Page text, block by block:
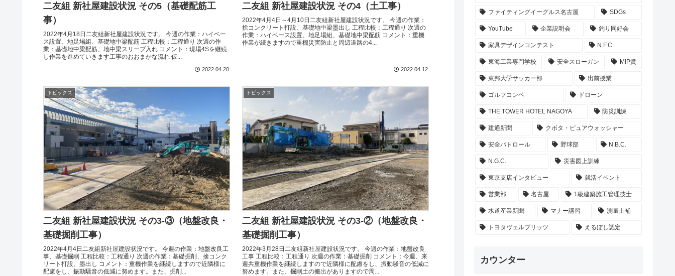
二友組 新社屋建設状況 その5（基礎配筋工
事）
2022年4月18日二友組新社屋建設状況です。 今週の作業：ハイベー
ス設置、地足場組、基礎地中梁配筋 工程比較：工程通り 次週の作
業：基礎地中梁配筋、地中梁スリーブ入れ コメント：現場4Sを継続
し作業を進めていきます工事のおおまかな流れ 仮...
2022.04.20
二友組 新社屋建設状況 その4（土工事）
2022年4月4日～4月10日二友組新社屋建設状況です。 今週の作業：
捨コンクリート打設、基礎地中梁墨出し 工程比較：工程通り 次週の
作業：ハイベース設置、地足場組、基礎地中梁配筋 コメント：重機
作業が続きますので重機災害防止と周辺道路の4...
2022.04.12
トピックス
二友組 新社屋建設状況 その3-③（地盤改良・
基礎掘削工事）
2022年4月4日二友組新社屋建設状況です。 今週の作業：地盤改良工
事、基礎掘削 工程比較：工程通り 次週の作業：基礎掘削、捨コンク
リート打設、墨出し コメント：重機作業を継続しますので近隣様に
配慮をし、振動騒音の低減に努めます。また、掘削...
トピックス
二友組 新社屋建設状況 その3-②（地盤改良・
基礎掘削工事）
2022年3月28日二友組新社屋建設状況です。 今週の作業：地盤改良
工事 工程比較：工程通り 次週の作業：基礎掘削 コメント：今週、来
週共重機作業を継続しますので近隣様に配慮をし、振動騒音の低減に
努めます。また、掘削土の搬出がありますので周...
ファイティングイーグルス名古屋 SDGs
YouTube 企業説明会 釣り同好会
家具デザインコンテスト N.F.C.
東海工業専門学校 安全スローガン MIP賞
東邦大学サッカー部 出前授業
ゴルフコンペ ドローン
THE TOWER HOTEL NAGOYA 防災訓練
建通新聞 クボタ・ピュアウォッシャー
安全パトロール 野球部 N.B.C.
N.G.C. 災害図上訓練
東京支店インタビュー 就活イベント
営業部 名古屋 1級建築施工管理技士
水道産業新聞 マナー講習 測量士補
トヨタヴェルブリッツ えるぼし認定
カウンター